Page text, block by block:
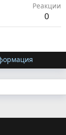
Реакции
0